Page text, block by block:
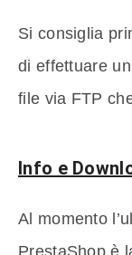
Si consiglia
di effettuare
file via FTP
Info e
Al momento
PrestaShop è